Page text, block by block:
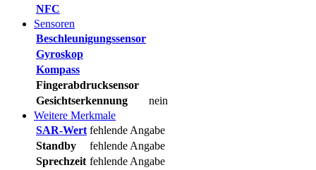
NFC
Sensoren
Beschleunigungssensor
Gyroskop
Kompass
Fingerabdrucksensor
Gesichtserkennung
nein
Weitere Merkmale
SAR-Wert fehlende Angabe
Standby
fehlende Angabe
Sprechzeit fehlende Angabe